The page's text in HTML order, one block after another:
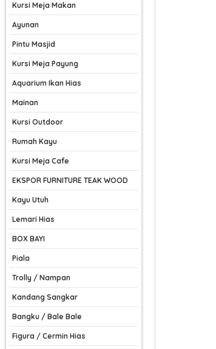
Kursi Meja Makan
Ayunan
Pintu Masjid
Kursi Meja Payung
Aquarium Ikan Hias
Mainan
Kursi Outdoor
Rumah Kayu
Kursi Meja Cafe
EKSPOR FURNITURE TEAK WOOD
Kayu Utuh
Lemari Hias
BOX BAYI
Piala
Trolly / Nampan
Kandang Sangkar
Bangku / Bale Bale
Figura / Cermin Hias